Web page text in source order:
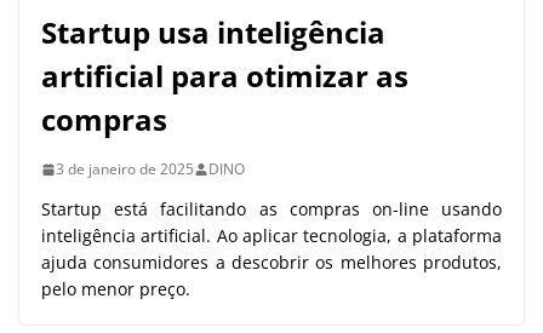
Startup usa inteligência
artificial para otimizar as
compras
3 de janeiro de 2025 DINO
Startup está facilitando as compras on-line usando
inteligência artificial. Ao aplicar tecnologia, a plataforma
ajuda consumidores a descobrir os melhores produtos,
pelo menor preço.